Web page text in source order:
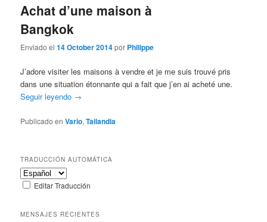
principal
Achat d’une maison à
Bangkok
Enviado el14 October 2014por Philippe
J’adore visiter les maisons à vendre et je me suis trouvé pris
dans une situation étonnante qui a fait que j’en ai acheté une.
Seguir leyendo →
Publicado en Vario,Tailandia
TRADUCCIÓN AUTOMÁTICA
Editar Traducción
MENSAJES RECIENTES